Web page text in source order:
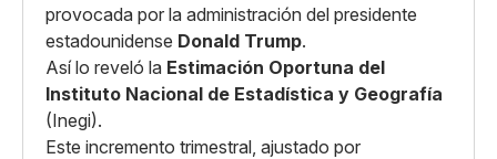
provocada por la administración del presidente
estadounidense Donald Trump.
Así lo reveló la Estimación Oportuna del
Instituto Nacional de Estadística y Geografía
(Inegi).
Este incremento trimestral, ajustado por